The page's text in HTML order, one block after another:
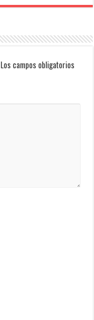
Los campos obligatorios